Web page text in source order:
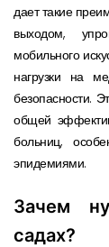
дает такие
выходом,
мобильного
нагрузки на
безопасности.
общей
больниц,
эпидемиями.
Зачем
садах?